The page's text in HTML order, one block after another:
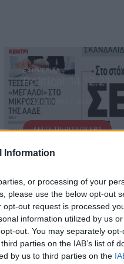
Information
or processing of your
please use the below opt-out
out request is processed
information utilized by us
out. You may separately
parties on the IAB’s list of
by us to third parties on the
ΕΦΗΜΕΡΊΔΑ
Political 14.12.21
14 ΔΕΚΕΜΒΡΊΟΥ, 2021
ΔΕΊΤΕ ΠΕΡΙΣΣΌΤΕΡΑ
ΝΑ ΛΑΜΒΑΝΕΤΕ ΤΗΝ